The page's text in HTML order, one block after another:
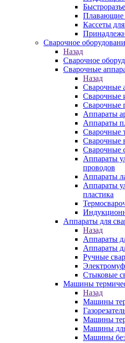
Плавающие
Кассеты
Сварочное
Назад
Сварочное
Сварочные
Назад
Сварочные
Сварочные
Сварочные
Аппараты
Аппараты
Сварочные
Сварочные
Сварочные
Аппараты
проводов
Аппараты
Аппараты
пластика
Аппараты для
Назад
Аппараты
Аппараты
Ручные
Стыковые
Машины
Назад
Машины
Машины
Машины для
Машины